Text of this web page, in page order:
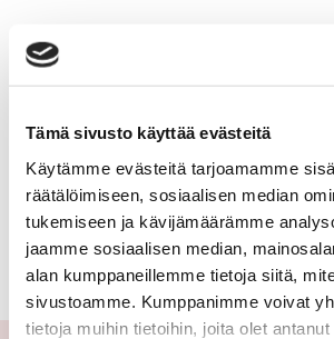
Tämä sivusto käyttää evästeitä
Käytämme evästeitä tarjoamamme
räätälöimiseen, sosiaalisen median
tukemiseen ja kävijämäärämme
jaamme sosiaalisen median,
alan kumppaneillemme tietoja siitä,
sivustoamme. Kumppanimme voivat
tietoja muihin tietoihin, joita olet
rivitalo,
paritalo,
puutalo-
osake
URHEILUTIE 24
Suomi Savitaipale Peltoinlahti
Rivitalo 1989
3h+k+s